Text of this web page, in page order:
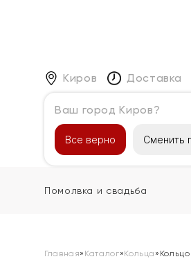
Киров
Ваш город Киров?
Все верно Сменить
Доставка
Каталог
Помолвка и свадьба
Главная» Каталог»Кольца »